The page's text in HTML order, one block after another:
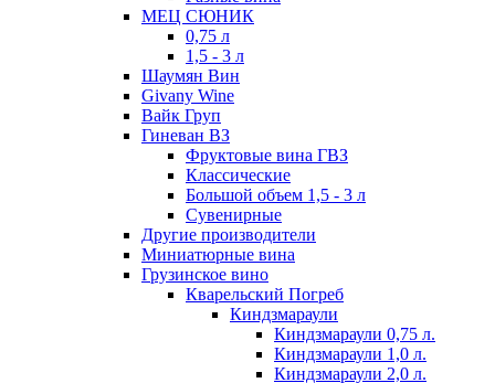
МЕЦ СЮНИК
0,75 л
1,5 - 3 л
Шаумян Вин
Givany Wine
Вайк Груп
Гиневан ВЗ
Фруктовые вина ГВЗ
Классические
Большой объем 1,5 - 3 л
Сувенирные
Другие производители
Миниатюрные вина
Грузинское вино
Кварельский Погреб
Киндзмараули
Киндзмараули 0,75 л.
Киндзмараули 1,0 л.
Киндзмараули 2,0 л.